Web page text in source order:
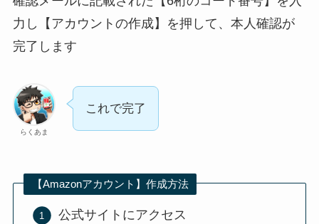
力し【アカウントの作成】を押して、本人確認が
完了します
らくあま
これで完了
【Amazonアカウント】作成方法
公式サイトにアクセス